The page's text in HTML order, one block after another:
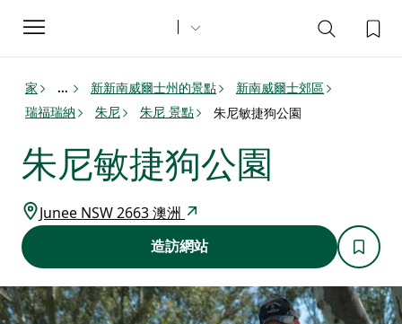
Toggle
navigation
家 ... 新新南威爾士州的景點
新南威爾士郊區
瑞福瑞納
朱尼 朱尼 景點 朱尼敏捷狗公園
朱尼敏捷狗公園
Junee NSW 2663 澳洲
造訪網站